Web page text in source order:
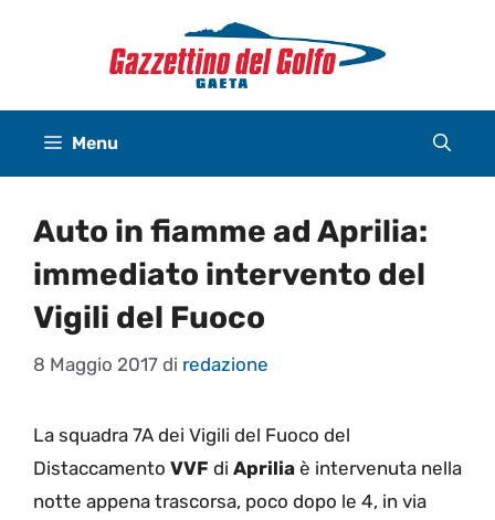
Menu
Auto in fiamme ad Aprilia:
immediato intervento del
Vigili del Fuoco
8 Maggio 2017 di redazione
La squadra 7A dei Vigili del Fuoco del
Distaccamento VVF di Aprilia è intervenuta nella
notte appena trascorsa, poco dopo le 4, in via